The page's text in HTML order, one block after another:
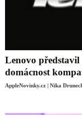
Lenovo
domácnost
AppleNovinky.cz | Nika